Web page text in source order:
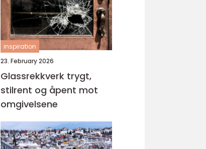
inspiration
23. February 2026
Glassrekkverk trygt,
stilrent og åpent mot
omgivelsene